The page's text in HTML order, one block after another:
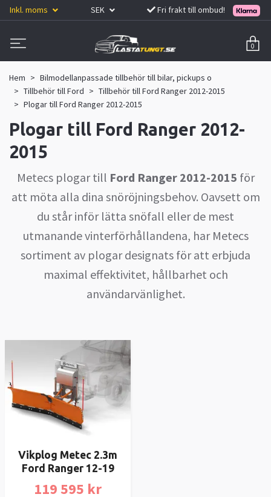
Inkl. moms SEK Fri frakt till ombud!
0
Hem
Bilmodellanpassade tillbehör till bilar, pickups o
Tillbehör till Ford
Tillbehör till Ford Ranger 2012-2015
Plogar till Ford Ranger 2012-2015
Plogar till Ford Ranger 2012-
2015
Metecs plogar till Ford Ranger 2012-2015 för
att möta alla dina snöröjningsbehov. Oavsett om
du står inför lätta snöfall eller de mest
utmanande vinterförhållandena, har Metecs
sortiment av plogar designats för att erbjuda
maximal effektivitet, hållbarhet och
användarvänlighet.
Vikplog Metec 2.3m
Ford Ranger 12-19
119 595 kr